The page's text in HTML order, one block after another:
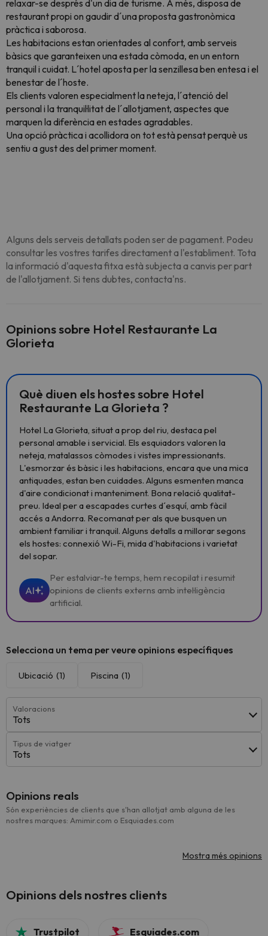
relaxar-se després d'un dia de turisme. A més, disposa de
restaurant propi on gaudir d´una proposta gastronòmica
pràctica i saborosa.
Les habitacions estan orientades al confort, amb serveis
bàsics que garanteixen una estada còmoda, en un entorn
tranquil i cuidat. L´hotel aposta per la senzillesa ben entesa i el
benestar de l´hoste.
Els clients valoren especialment la neteja, l´atenció del
personal i la tranquil·litat de l´allotjament, aspectes que
marquen la diferència en estades agradables.
Una opció pràctica i acollidora on tot està pensat perquè us
sentiu a gust des del primer moment.
Alguns dels serveis detallats poden ser de pagament. Podeu
consultar les vostres tarifes directament a l'establiment. Tota
la informació d'aquesta fitxa està subjecta a canvis per part
de l'allotjament. Si tens dubtes, contacta'ns.
Opinions sobre Hotel Restaurante La
Glorieta
Què diuen els hostes sobre Hotel
Restaurante La Glorieta ?
Hotel La Glorieta, situat a prop del riu, destaca pel
personal amable i servicial. Els esquiadors valoren la
neteja, matalassos còmodes i vistes impressionants.
L'esmorzar és bàsic i les habitacions, encara que una mica
antiquades, estan ben cuidades. Alguns esmenten manca
d'aire condicionat i manteniment. Bona relació qualitat-
preu. Ideal per a escapades curtes d´esquí, amb fàcil
accés a Andorra. Recomanat per als que busquen un
ambient familiar i tranquil. Alguns detalls a millorar segons
els hostes: connexió Wi-Fi, mida d'habitacions i varietat
del sopar.
AI
Per estalviar-te temps, hem recopilat i resumit
opinions de clients externs amb intel·ligència
artificial.
Selecciona un tema per veure opinions específiques
Ubicació (1) Piscina (1)
Valoracions
Tots
Tipus de viatger
Tots
Opinions reals
Són experiències de clients que s'han allotjat amb alguna de les
nostres marques: Amimir.com o Esquiades.com
Mostra més opinions
Opinions dels nostres clients
Trustpilot Esquiades.com